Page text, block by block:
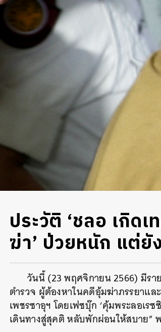
ประวัติ ‘ชลอ เกิด
ฆ่า’ ป่วยหนัก แต่ยั
วันนี้ (23 พฤศจิกายน 2566) มีรา
ตำรวจ ผู้ต้องหาในคดีอุ้มฆ่าภรรยาแ
เพชรซาอุฯ ​โดยเฟซบุ๊ก ‘คุ้มพระลอเร
เดินทางสู่สุคติ หลับพักผ่อนให้สบาย”